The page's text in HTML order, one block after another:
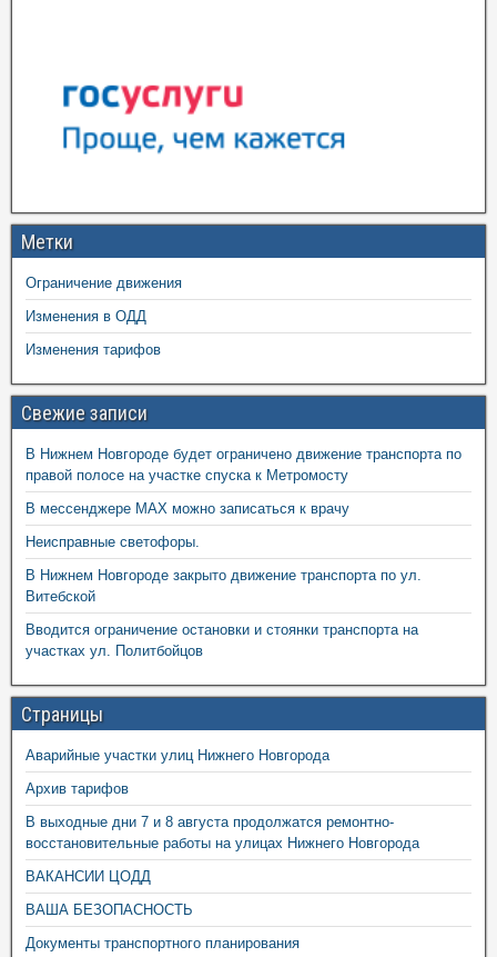
Метки
Ограничение движения
Изменения в ОДД
Изменения тарифов
Свежие записи
В Нижнем Новгороде будет ограничено движение транспорта по
правой полосе на участке спуска к Метромосту
В мессенджере MAX можно записаться к врачу
Неисправные светофоры.
В Нижнем Новгороде закрыто движение транспорта по ул.
Витебской
Вводится ограничение остановки и стоянки транспорта на
участках ул. Политбойцов
Страницы
Аварийные участки улиц Нижнего Новгорода
Архив тарифов
В выходные дни 7 и 8 августа продолжатся ремонтно-
восстановительные работы на улицах Нижнего Новгорода
ВАКАНСИИ ЦОДД
ВАША БЕЗОПАСНОСТЬ
Документы транспортного планирования